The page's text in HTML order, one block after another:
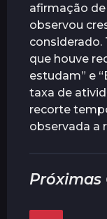
afirmação
observou
que houve
estudam” e
taxa de
recorte
observada a
Próximas